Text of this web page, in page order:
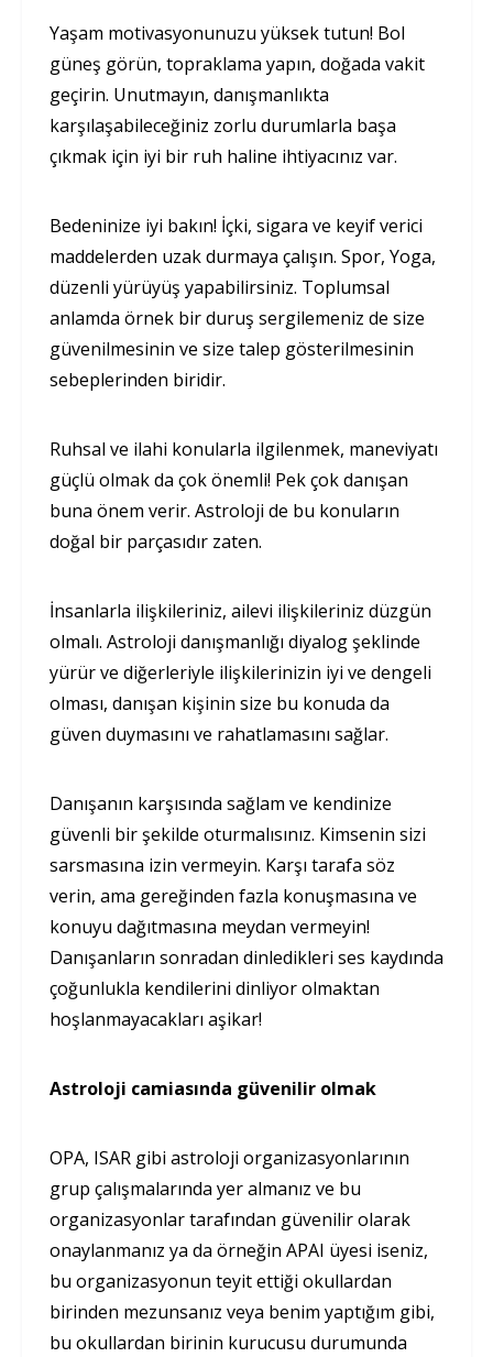
Yaşam motivasyonunuzu yüksek tutun! Bol
güneş görün, topraklama yapın, doğada vakit
geçirin. Unutmayın, danışmanlıkta
karşılaşabileceğiniz zorlu durumlarla başa
çıkmak için iyi bir ruh haline ihtiyacınız var.
Bedeninize iyi bakın! İçki, sigara ve keyif verici
maddelerden uzak durmaya çalışın. Spor, Yoga,
düzenli yürüyüş yapabilirsiniz. Toplumsal
anlamda örnek bir duruş sergilemeniz de size
güvenilmesinin ve size talep gösterilmesinin
sebeplerinden biridir.
Ruhsal ve ilahi konularla ilgilenmek, maneviyatı
güçlü olmak da çok önemli! Pek çok danışan
buna önem verir. Astroloji de bu konuların
doğal bir parçasıdır zaten.
İnsanlarla ilişkileriniz, ailevi ilişkileriniz düzgün
olmalı. Astroloji danışmanlığı diyalog şeklinde
yürür ve diğerleriyle ilişkilerinizin iyi ve dengeli
olması, danışan kişinin size bu konuda da
güven duymasını ve rahatlamasını sağlar.
Danışanın karşısında sağlam ve kendinize
güvenli bir şekilde oturmalısınız. Kimsenin sizi
sarsmasına izin vermeyin. Karşı tarafa söz
verin, ama gereğinden fazla konuşmasına ve
konuyu dağıtmasına meydan vermeyin!
Danışanların sonradan dinledikleri ses kaydında
çoğunlukla kendilerini dinliyor olmaktan
hoşlanmayacakları aşikar!
Astroloji camiasında güvenilir olmak
OPA, ISAR gibi astroloji organizasyonlarının
grup çalışmalarında yer almanız ve bu
organizasyonlar tarafından güvenilir olarak
onaylanmanız ya da örneğin APAI üyesi iseniz,
bu organizasyonun teyit ettiği okullardan
birinden mezunsanız veya benim yaptığım gibi,
bu okullardan birinin kurucusu durumunda